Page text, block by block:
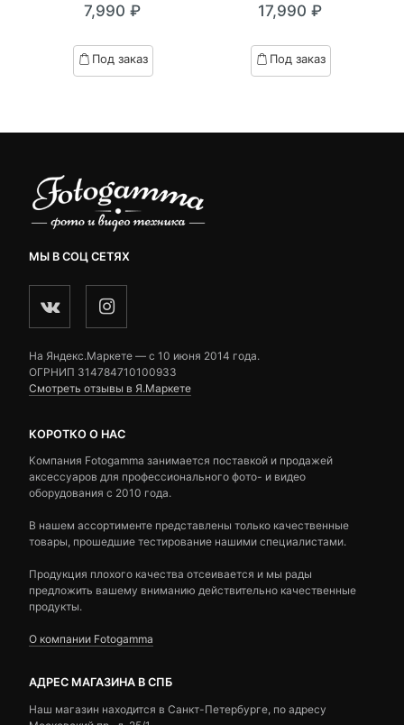
out
based
on
7,990 ₽
Под заказ
out
based
on
17,990 ₽
Под заказ
МЫ В СОЦ СЕТЯХ
На Яндекс.Маркете — c 10 июня 2014 года.
ОГРНИП 314784710100933
Смотреть отзывы в Я.Маркете
КОРОТКО О НАС
Компания Fotogamma занимается поставкой и продажей
аксессуаров для профессионального фото- и видео
оборудования с 2010 года.
В нашем ассортименте представлены только качественные
товары, прошедшие тестирование нашими специалистами.
Продукция плохого качества отсеивается и мы рады
предложить вашему вниманию действительно качественные
продукты.
О компании Fotogamma
АДРЕС МАГАЗИНА В СПБ
Наш магазин находится в Санкт-Петербурге, по адресу